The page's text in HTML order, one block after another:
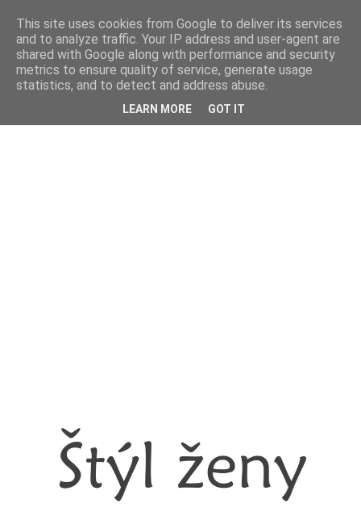
This site uses cookies from Google to deliver its services
and to analyze traffic. Your IP address and user-agent are
shared with Google along with performance and security
metrics to ensure quality of service, generate usage
statistics, and to detect and address abuse.
LEARN MORE GOT IT